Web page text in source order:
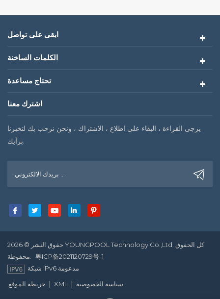
ابقى على تواصل
الكلمات الساخنة
تحتاج مساعدة
اشترك معنا
يرجى القراءة ، البقاء على اطلاع ، الاشتراك ، ونحن نرحب بك لتخبرنا
برأيك.
حقوق النشر © 2026 YOUNGPOOL Technology Co.,Ltd. كل الحقوق
粤ICP备2021120729号-1
شبكة IPv6 مدعومة
خريطة الموقع | XML | سياسة الخصوصية